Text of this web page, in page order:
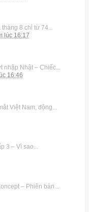
8 chỉ từ 74...
lúc 16:17
nhập Nhật – Chiếc...
16:46
Việt Nam, động...
3 – Vì sao...
– Phiên bản...